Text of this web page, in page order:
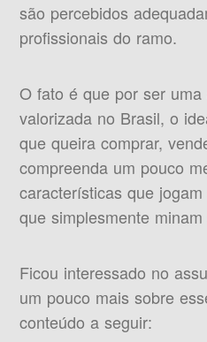
são percebidos
profissionais do ramo.
O fato é que por ser
valorizada no Brasil, o
que queira comprar,
compreenda um pouco
características que
que simplesmente
Ficou interessado no
um pouco mais sobre
conteúdo a seguir: